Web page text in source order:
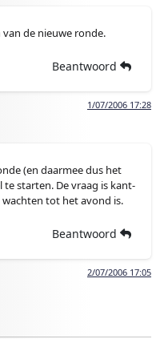
de nieuwe ronde.
Beantwoord
1/07/2006 17:28
(en daarmee dus het
te starten. De vraag is kant-
tot het avond is.
Beantwoord
2/07/2006 17:05